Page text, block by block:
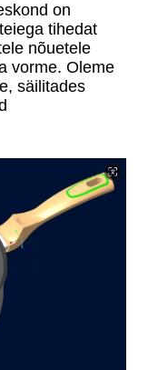
on
tihedat
nõuetele
vorme. Oleme
säilitades